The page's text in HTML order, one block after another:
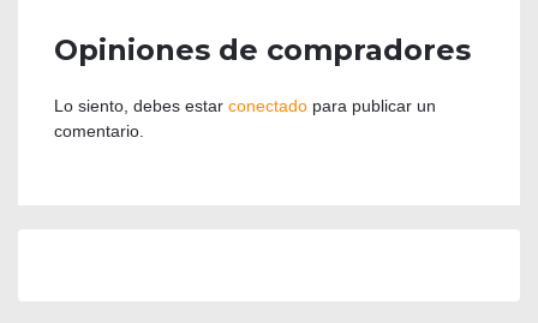
Opiniones de compradores
Lo siento, debes estar conectado para publicar un
comentario.